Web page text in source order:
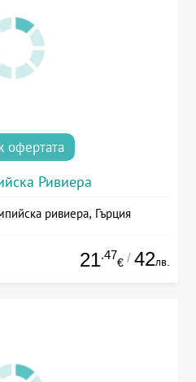
офертата
Ривиера
ривиера, Гърция
21.47
€ / 42лв.